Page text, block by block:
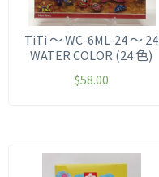
TiTi ～ WC-6ML-24 ～ 24
WATER COLOR (24 色)
$58.00